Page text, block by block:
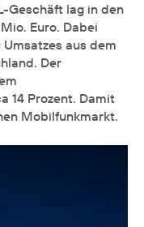
Geschäft lag in den
Euro. Dabei
aus dem
Der
14 Prozent. Damit
Mobilfunkmarkt.